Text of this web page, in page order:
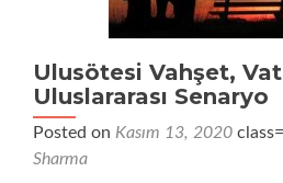
Ulusötesi Vahşet,
Uluslararası Senaryo
Posted on Kasım 13, 2020
Sharma